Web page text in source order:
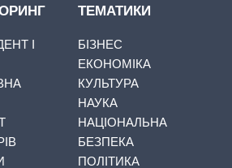
І
ТЕМАТИКИ
БІЗНЕС
ЕКОНОМІКА
КУЛЬТУРА
НАУКА
НАЦІОНАЛЬНА
БЕЗПЕКА
ПОЛІТИКА